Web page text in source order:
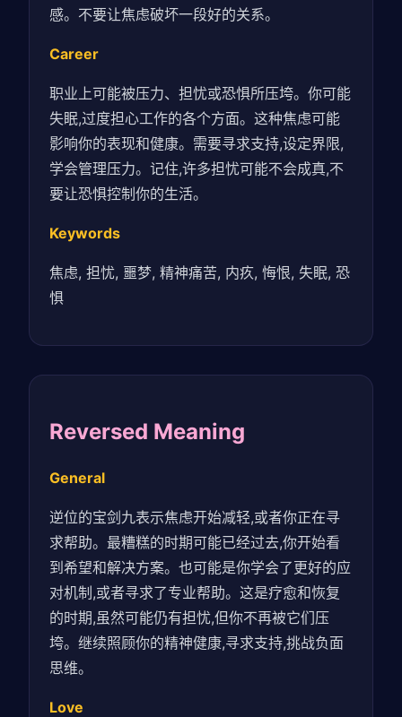
感。不要让焦虑破坏一段好的关系。
Career
职业上可能被压力、担忧或恐惧所压垮。你可能
失眠,过度担心工作的各个方面。这种焦虑可能
影响你的表现和健康。需要寻求支持,设定界限,
学会管理压力。记住,许多担忧可能不会成真,不
要让恐惧控制你的生活。
Keywords
焦虑, 担忧, 噩梦, 精神痛苦, 内疚, 悔恨, 失眠, 恐
惧
Reversed Meaning
General
逆位的宝剑九表示焦虑开始减轻,或者你正在寻
求帮助。最糟糕的时期可能已经过去,你开始看
到希望和解决方案。也可能是你学会了更好的应
对机制,或者寻求了专业帮助。这是疗愈和恢复
的时期,虽然可能仍有担忧,但你不再被它们压
垮。继续照顾你的精神健康,寻求支持,挑战负面
思维。
Love